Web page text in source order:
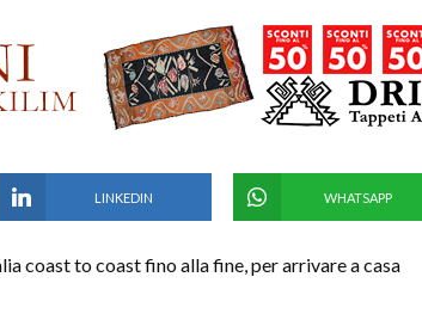
LINKEDIN WHATSAPP
coast to coast fino alla fine, per arrivare a casa